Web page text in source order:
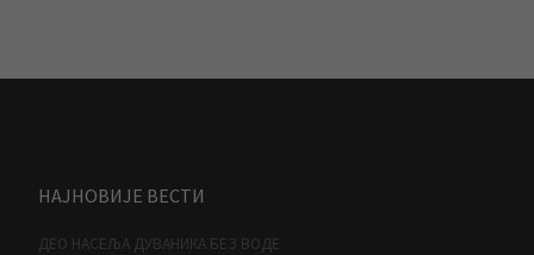
НАЈНОВИЈЕ ВЕСТИ
ДЕО НАСЕЉА ДУВАНИКА БЕЗ ВОДЕ